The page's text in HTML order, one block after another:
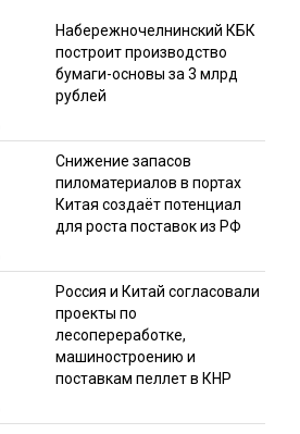
Набережночелнинский КБК
построит производство
бумаги-основы за 3 млрд
рублей
Снижение запасов
пиломатериалов в портах
Китая создаёт потенциал
для роста поставок из РФ
Россия и Китай согласовали
проекты по
лесопереработке,
машиностроению и
поставкам пеллет в КНР